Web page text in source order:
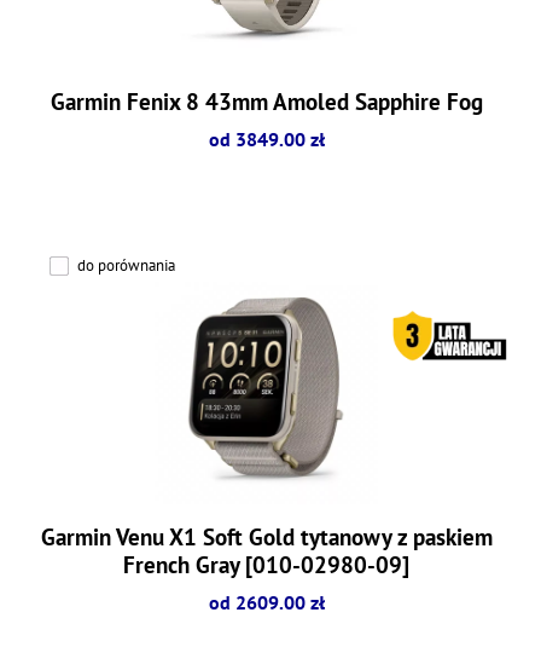
Garmin Fenix 8 43mm Amoled Sapphire Fog
od 3849.00 zł
do porównania
Garmin Venu X1 Soft Gold tytanowy z paskiem
French Gray [010-02980-09]
od 2609.00 zł